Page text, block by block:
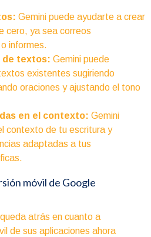
Gemini puede ayudarte a crear
cero, ya sea correos
informes.
de textos: Gemini puede
existentes sugiriendo
oraciones y ajustando el tono
en el contexto: Gemini
contexto de tu escritura y
adaptadas a tus
móvil de Google
atrás en cuanto a
de sus aplicaciones ahora